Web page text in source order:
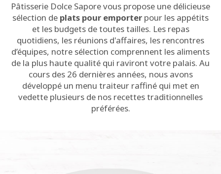
Pâtisserie Dolce Sapore vous propose une délicieuse
sélection de plats pour emporter pour les appétits
et les budgets de toutes tailles. Les repas
quotidiens, les réunions d'affaires, les rencontres
d’équipes, notre sélection comprennent les aliments
de la plus haute qualité qui raviront votre palais. Au
cours des 26 dernières années, nous avons
développé un menu traiteur raffiné qui met en
vedette plusieurs de nos recettes traditionnelles
préférées.